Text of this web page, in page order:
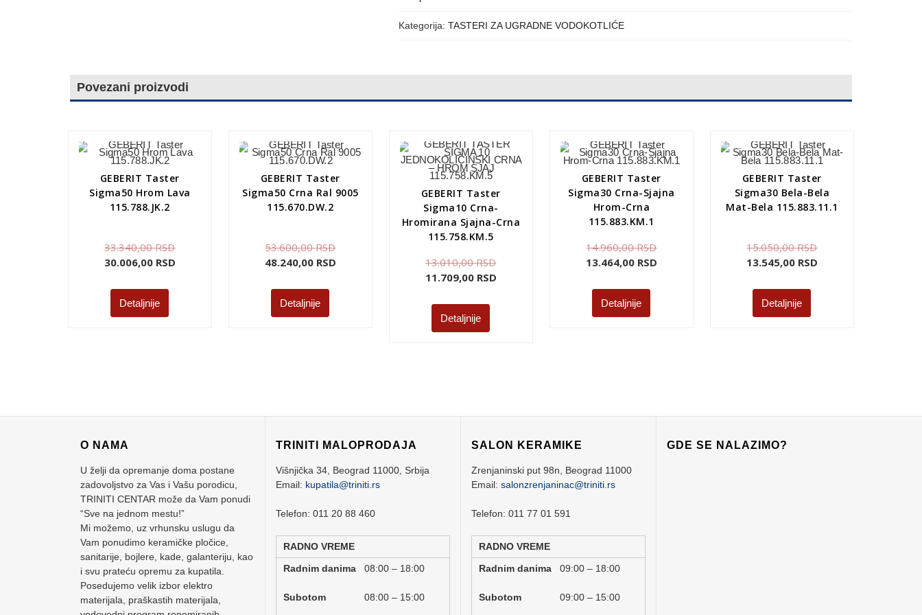
Kategorija: TASTERI ZA UGRADNE VODOKOTLIĆE
Povezani proizvodi
GEBERIT Taster
Sigma50 Hrom Lava
115.788.JK.2
33.340,00RSD
30.006,00 RSD
Detaljnije
GEBERIT Taster
Sigma50 Crna Ral 9005
115.670.DW.2
53.600,00RSD
48.240,00 RSD
Detaljnije
GEBERIT Taster
Sigma10 Crna-
Hromirana Sjajna-Crna
115.758.KM.5
13.010,00RSD
11.709,00 RSD
Detaljnije
GEBERIT Taster
Sigma30 Crna-Sjajna
Hrom-Crna
115.883.KM.1
14.960,00RSD
13.464,00 RSD
Detaljnije
GEBERIT Taster
Sigma30 Bela-Bela
Mat-Bela 115.883.11.1
15.050,00RSD
13.545,00 RSD
Detaljnije
O NAMA
U želji da opremanje doma postane
zadovoljstvo za Vas i Vašu porodicu,
TRINITI CENTAR može da Vam ponudi
“Sve na jednom mestu!”
Mi možemo, uz vrhunsku uslugu da
Vam ponudimo keramičke pločice,
sanitarije, bojlere, kade, galanteriju, kao
i svu prateću opremu za kupatila.
Posedujemo velik izbor elektro
materijala, praškastih materijala,
TRINITI MALOPRODAJA
Višnjička 34, Beograd 11000, Srbija
Email: kupatila@triniti.rs
Telefon: 011 20 88 460
RADNO VREME
Radnim danima 08:00 – 18:00
Subotom 08:00 – 15:00
SALON KERAMIKE
Zrenjaninski put 98n, Beograd 11000
Email: salonzrenjaninac@triniti.rs
Telefon: 011 77 01 591
RADNO VREME
Radnim danima 09:00 – 18:00
Subotom 09:00 – 15:00
GDE SE NALAZIMO?